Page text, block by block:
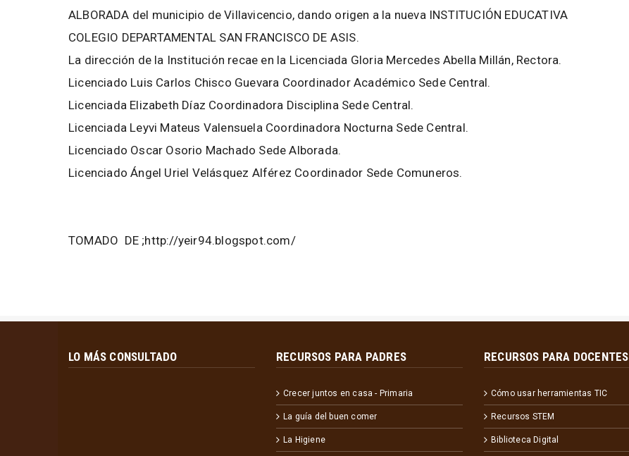
ALBORADA del municipio de Villavicencio, dando origen a la nueva INSTITUCIÓN EDUCATIVA
COLEGIO DEPARTAMENTAL SAN FRANCISCO DE ASIS.
La dirección de la Institución recae en la Licenciada Gloria Mercedes Abella Millán, Rectora.
Licenciado Luis Carlos Chisco Guevara Coordinador Académico Sede Central.
Licenciada Elizabeth Díaz Coordinadora Disciplina Sede Central.
Licenciada Leyvi Mateus Valensuela Coordinadora Nocturna Sede Central.
Licenciado Oscar Osorio Machado Sede Alborada.
Licenciado Ángel Uriel Velásquez Alférez Coordinador Sede Comuneros.
TOMADO DE ;http://yeir94.blogspot.com/
LO MÁS CONSULTADO RECURSOS PARA PADRES
Crecer juntos en casa - Primaria
La guía del buen comer
La Higiene
RECURSOS PARA DOCENTES
Cómo usar herramientas TIC
Recursos STEM
Biblioteca Digital